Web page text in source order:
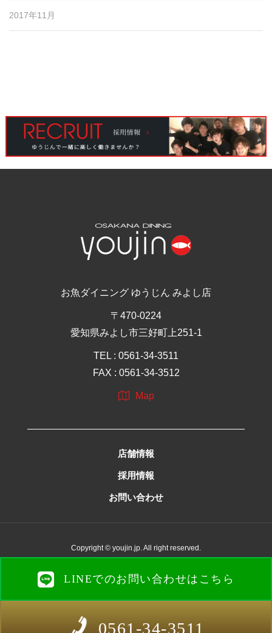
2017年11月
お魚ダイニング ゆうじん みよし店
〒470-0224
愛知県みよし市三好町上251-1
TEL : 0561-34-3511
FAX : 0561-34-3512
Map
店舗情報
採用情報
お問い合わせ
Copyright © youjin.jp. All right reserved.
LINEでのお問い合わせはこちら
0561-34-3511